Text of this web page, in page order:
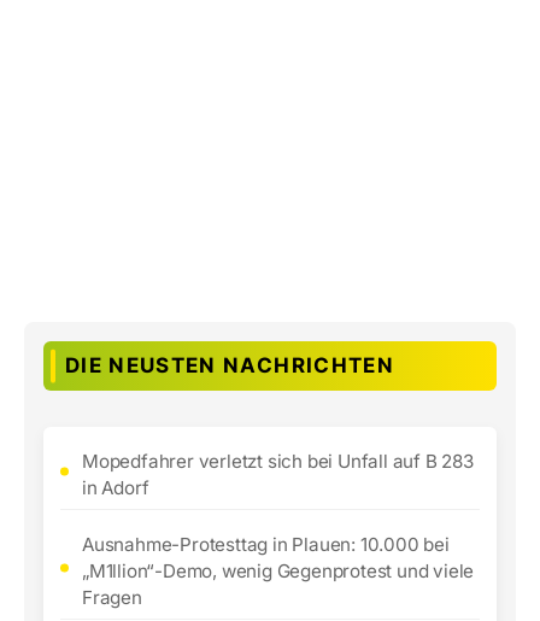
DIE NEUSTEN NACHRICHTEN
Mopedfahrer verletzt sich bei Unfall auf B 283
in Adorf
Ausnahme-Protesttag in Plauen: 10.000 bei
„M1llion“-Demo, wenig Gegenprotest und viele
Fragen